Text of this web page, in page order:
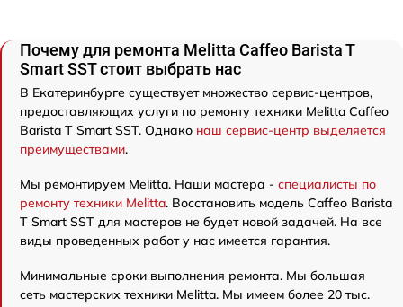
Почему для ремонта Melitta Caffeo Barista T
Smart SST стоит выбрать нас
В Екатеринбурге существует множество сервис-центров,
предоставляющих услуги по ремонту техники Melitta Caffeo
Barista T Smart SST. Однако наш сервис-центр выделяется
преимуществами.
Мы ремонтируем Melitta. Наши мастера - специалисты по
ремонту техники Melitta. Восстановить модель Caffeo Barista
T Smart SST для мастеров не будет новой задачей. На все
виды проведенных работ у нас имеется гарантия.
Минимальные сроки выполнения ремонта. Мы большая
сеть мастерских техники Melitta. Мы имеем более 20 тыс.